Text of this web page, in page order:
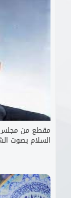
مقطع من مجلس
السلام بصوت